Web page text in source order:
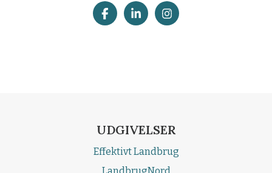
UDGIVELSER
Effektivt Landbrug